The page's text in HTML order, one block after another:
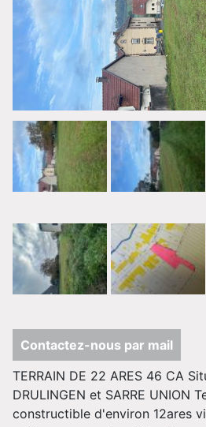
Contactez-nous par mail
TERRAIN DE 22 ARES 46 CA
DRULINGEN et SARRE UNION
constructible d'environ 12ares